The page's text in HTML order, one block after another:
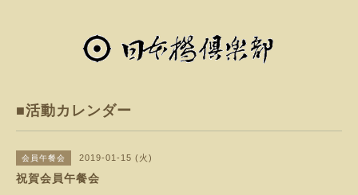
■活動カレンダー
会員午餐会 2019-01-15 (火)
祝賀会員午餐会